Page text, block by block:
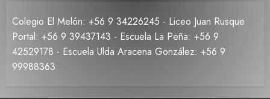
Colegio El Melón: +56 9 34226245 - Liceo Juan Rusque
Portal: +56 9 39437143 - Escuela La Peña: +56 9
42529178 - Escuela Ulda Aracena González: +56 9
99988363